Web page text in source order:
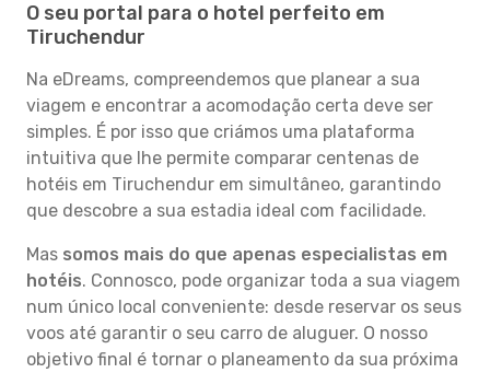
O seu portal para o hotel perfeito em
Tiruchendur
Na eDreams, compreendemos que planear a sua
viagem e encontrar a acomodação certa deve ser
simples. É por isso que criámos uma plataforma
intuitiva que lhe permite comparar centenas de
hotéis em Tiruchendur em simultâneo, garantindo
que descobre a sua estadia ideal com facilidade.
Mas somos mais do que apenas especialistas em
hotéis. Connosco, pode organizar toda a sua viagem
num único local conveniente: desde reservar os seus
voos até garantir o seu carro de aluguer. O nosso
objetivo final é tornar o planeamento da sua próxima